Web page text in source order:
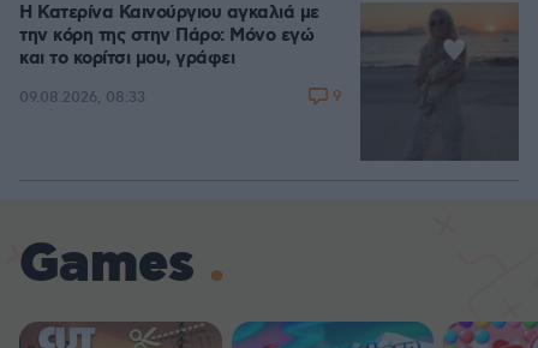
Η Κατερίνα Καινούργιου αγκαλιά με
την κόρη της στην Πάρο: Μόνο εγώ
και το κορίτσι μου, γράφει
09.08.2026, 08:33 9
Games